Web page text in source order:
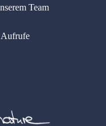
Team